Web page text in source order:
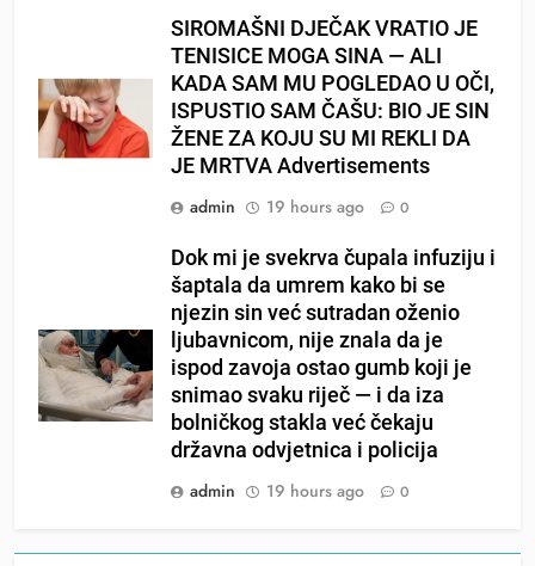
SIROMAŠNI DJEČAK VRATIO JE
TENISICE MOGA SINA — ALI
KADA SAM MU POGLEDAO U OČI,
ISPUSTIO SAM ČAŠU: BIO JE SIN
ŽENE ZA KOJU SU MI REKLI DA
JE MRTVA Advertisements
admin
19 hours ago 0
Dok mi je svekrva čupala infuziju i
šaptala da umrem kako bi se
njezin sin već sutradan oženio
ljubavnicom, nije znala da je
ispod zavoja ostao gumb koji je
snimao svaku riječ — i da iza
bolničkog stakla već čekaju
državna odvjetnica i policija
admin
19 hours ago 0